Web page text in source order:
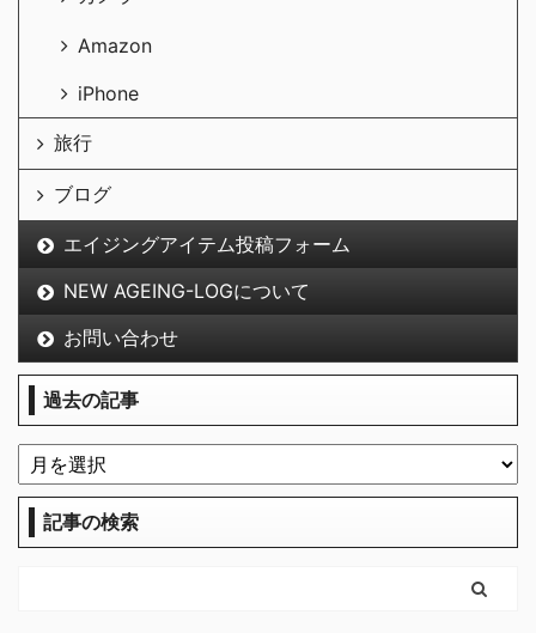
Amazon
iPhone
旅行
ブログ
エイジングアイテム投稿フォーム
NEW AGEING-LOGについて
お問い合わせ
過去の記事
記事の検索